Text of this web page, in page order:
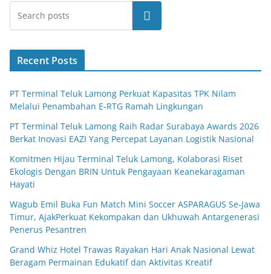
Search
Recent Posts
PT Terminal Teluk Lamong Perkuat Kapasitas TPK Nilam
Melalui Penambahan E-RTG Ramah Lingkungan
PT Terminal Teluk Lamong Raih Radar Surabaya Awards 2026
Berkat Inovasi EAZI Yang Percepat Layanan Logistik Nasional
Komitmen Hijau Terminal Teluk Lamong, Kolaborasi Riset
Ekologis Dengan BRIN Untuk Pengayaan Keanekaragaman
Hayati
Wagub Emil Buka Fun Match Mini Soccer ASPARAGUS Se-Jawa
Timur, AjakPerkuat Kekompakan dan Ukhuwah Antargenerasi
Penerus Pesantren
Grand Whiz Hotel Trawas Rayakan Hari Anak Nasional Lewat
Beragam Permainan Edukatif dan Aktivitas Kreatif